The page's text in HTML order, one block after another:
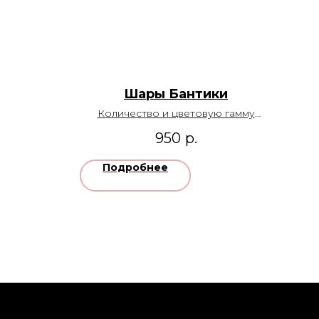
Шары Бантики
Количество и цветовую гамму
950 р.
Подробнее